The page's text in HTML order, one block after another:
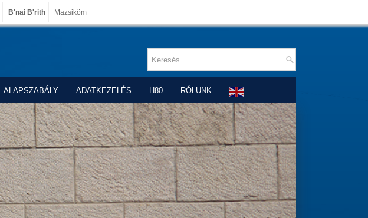
B'nai B'rith Mazsiköm
ALAPSZABÁLY ADATKEZELÉS H80 RÓLUNK